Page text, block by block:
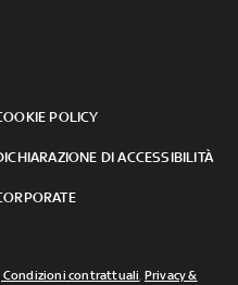
POLICY
DI ACCESSIBILITÀ
Condizioni contrattuali, Privacy &